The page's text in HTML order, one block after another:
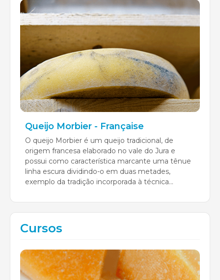
Queijo Morbier - Française
O queijo Morbier é um queijo tradicional, de
origem francesa elaborado no vale do Jura e
possui como característica marcante uma tênue
linha escura dividindo-o em duas metades,
exemplo da tradição incorporada à técnica...
Cursos